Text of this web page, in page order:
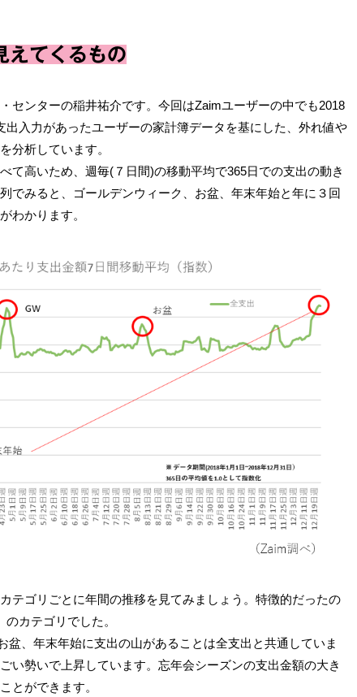
てくるもの
センターの稲井祐介です。今回はZaimユーザーの中でも2018
出入力があったユーザーの家計簿データを基にした、外れ値や
分析しています。
て高いため、週毎(７日間)の移動平均で365日での支出の動き
でみると、ゴールデンウィーク、お盆、年末年始と年に３回
わかります。
テゴリごとに年間の推移を見てみましょう。特徴的だったの
カテゴリでした。
盆、年末年始に支出の山があることは全支出と共通していま
い勢いで上昇しています。忘年会シーズンの支出金額の大き
とができます。